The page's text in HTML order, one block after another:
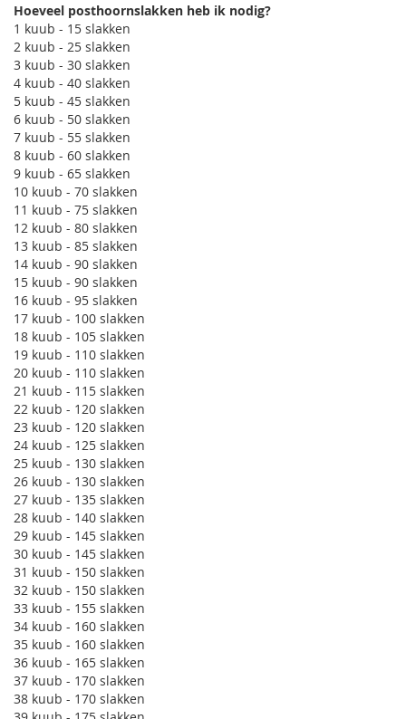
Hoeveel posthoornslakken heb ik nodig?
1 kuub - 15 slakken
2 kuub - 25 slakken
3 kuub - 30 slakken
4 kuub - 40 slakken
5 kuub - 45 slakken
6 kuub - 50 slakken
7 kuub - 55 slakken
8 kuub - 60 slakken
9 kuub - 65 slakken
10 kuub - 70 slakken
11 kuub - 75 slakken
12 kuub - 80 slakken
13 kuub - 85 slakken
14 kuub - 90 slakken
15 kuub - 90 slakken
16 kuub - 95 slakken
17 kuub - 100 slakken
18 kuub - 105 slakken
19 kuub - 110 slakken
20 kuub - 110 slakken
21 kuub - 115 slakken
22 kuub - 120 slakken
23 kuub - 120 slakken
24 kuub - 125 slakken
25 kuub - 130 slakken
26 kuub - 130 slakken
27 kuub - 135 slakken
28 kuub - 140 slakken
29 kuub - 145 slakken
30 kuub - 145 slakken
31 kuub - 150 slakken
32 kuub - 150 slakken
33 kuub - 155 slakken
34 kuub - 160 slakken
35 kuub - 160 slakken
36 kuub - 165 slakken
37 kuub - 170 slakken
38 kuub - 170 slakken